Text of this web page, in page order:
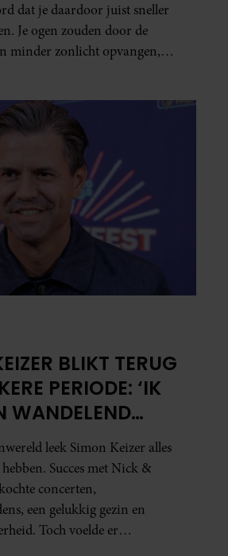
dat je daardoor juist sneller
Je ogen zouden door de
minder zonlicht opvangen,
uit hoe het zit.
BLIKT TERUG
PERIODE: ‘IK
WANDELEND
leek Simon Keizer alles
Succes met Nick &
concerten,
een gelukkig gezin en
Toch voelde er